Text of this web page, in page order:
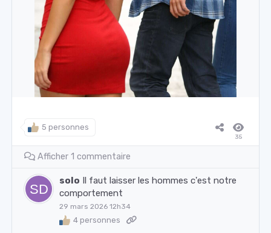
5 personnes
35
Afficher 1 commentaire
solo Il faut laisser les hommes c'est notre
comportement
29 mars 2026 12h34
4 personnes